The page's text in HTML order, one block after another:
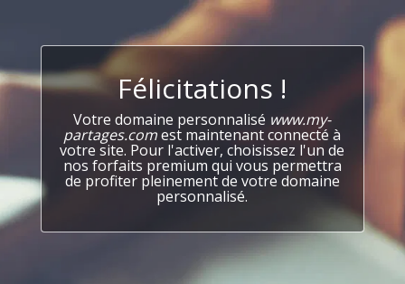
Félicitations !
Votre domaine personnalisé www.my-
partages.comest maintenant connecté à
votre site. Pour l'activer, choisissez l'un de
nos forfaits premium qui vous permettra
de profiter pleinement de votre domaine
personnalisé.